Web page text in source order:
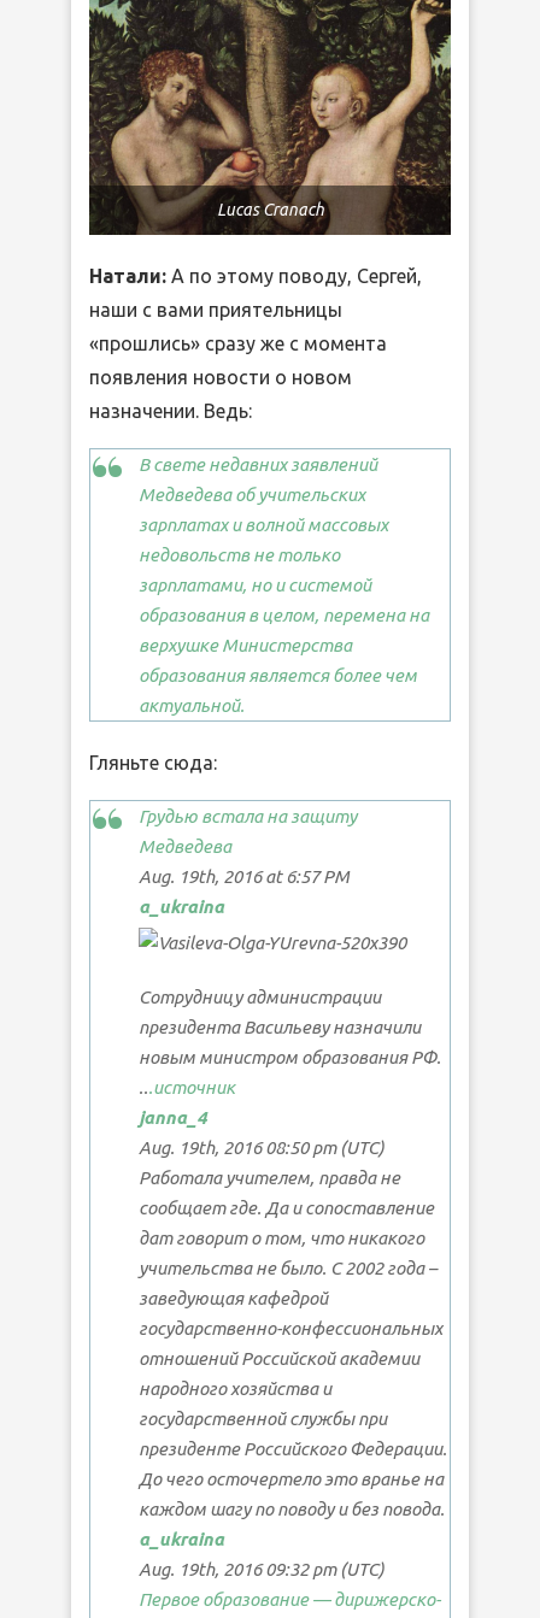
Lucas Cranach
Натали: А по этому поводу, Сергей,
наши с вами приятельницы
«прошлись» сразу же с момента
появления новости о новом
назначении. Ведь:
В свете недавних заявлений
Медведева об учительских
зарплатах и волной массовых
недовольств не только
зарплатами, но и системой
образования в целом, перемена на
верхушке Министерства
образования является более чем
актуальной.
Гляньте сюда:
Грудью встала на защиту
Медведева
Aug. 19th, 2016 at 6:57 PM
a_ukraina
Сотрудницу администрации
президента Васильеву назначили
новым министром образования РФ.
...источник
janna_4
Aug. 19th, 2016 08:50 pm (UTC)
Работала учителем, правда не
сообщает где. Да и сопоставление
дат говорит о том, что никакого
учительства не было. С 2002 года –
заведующая кафедрой
государственно-конфессиональных
отношений Российской академии
народного хозяйства и
государственной службы при
президенте Российского Федерации.
До чего осточертело это вранье на
каждом шагу по поводу и без повода.
a_ukraina
Aug. 19th, 2016 09:32 pm (UTC)
Первое образование — дирижерско-